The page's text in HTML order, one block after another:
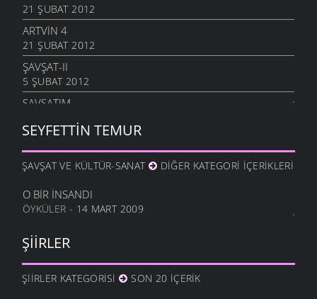
21 ŞUBAT 2012
ARTVIN 4
21 ŞUBAT 2012
ŞAVŞAT-II
5 ŞUBAT 2012
ŞAVŞATIM
METINE
17 OCAK 2012
HALA OĞLU
31 ARALIK 2011
NE OLUR OĞUL
DURDUM
10 ARALIK 2011
ANAM
SEYFETTIN TEMUR
ŞAVŞAT VE KÜLTÜR-SANAT DIĞER KATEGORI İÇERIKLERI
O BIR İNSANDI
ÖYKÜLER - 14 MART 2009
ŞIIRLER
ŞIIRLER KATEGORISI SON 20 İÇERIK